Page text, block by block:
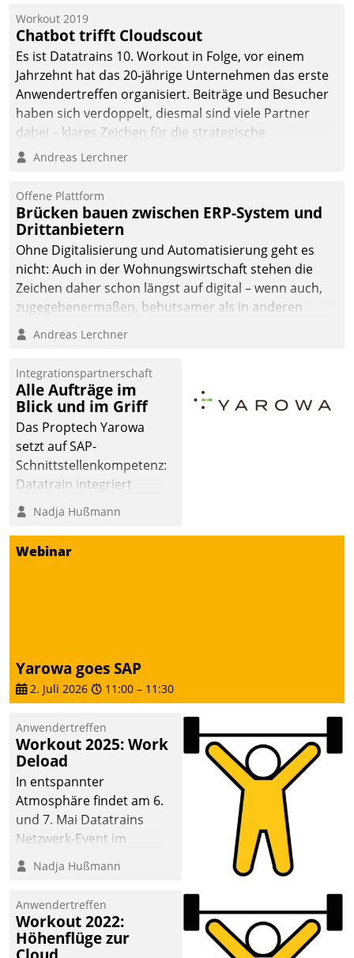
Jahresbeginn eine
Überblick, Einsicht und
Eingriff bietende Lösung.
Zur Entwicklung setzte
man auf
Cloudtechnologie,
bewährte und Startup-
agile Projektmethoden.
Workout 2019
Chatbot trifft Cloudscout
Es ist Datatrains 10. Workout in Folge, vor einem
Jahrzehnt hat das 20-jährige Unternehmen das erste
Anwendertreffen organisiert. Beiträge und Besucher
haben sich verdoppelt, diesmal sind viele Partner
dabei – klares Zeichen für die strategische
Fokussierung auf den Kunden.
Andreas Lerchner
Offene Plattform
Brücken bauen zwischen ERP-System und
Drittanbietern
Ohne Digitalisierung und Automatisierung geht es
nicht: Auch in der Wohnungswirtschaft stehen die
Zeichen daher schon längst auf digital – wenn auch,
zugegebenermaßen, behutsamer als in anderen
Branchen.
Andreas Lerchner
Integrationspartnerschaft
Alle Aufträge im
Blick und im Griff
Das Proptech Yarowa
setzt auf SAP-
Schnittstellenkompetenz:
Datatrain integriert
Yarowas Portal zur
Vergabe und Verwaltung
von Aufträgen der
operativen
den Weg vom
Mieteranliegen zum
Nadja Hußmann
Webinar
Yarowa goes SAP
2. Juli 2026 11:00 – 11:30
Anwendertreffen
Workout 2025: Work
Deload
In entspannter
Atmosphäre findet am 6.
und 7. Mai Datatrains
Netzwerk-Event im
Kunden- und Partnerkreis
statt. Zentrale Frage: Wie
Mammutprojekte
meistern und Workloads
wuppen – bei zunehmend
Nadja Hußmann
Anwendertreffen
Workout 2022:
Höhenflüge zur